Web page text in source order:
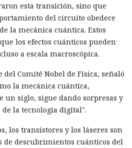
esta transición, sino que
del circuito obedece
la mecánica cuántica. Estos
los efectos cuánticos pueden
a escala macroscópica.
Comité Nobel de Física, señaló
la mecánica cuántica,
un siglo, sigue dando sorpresas y
la tecnología digital".
los transistores y los láseres son
de descubrimientos cuánticos del